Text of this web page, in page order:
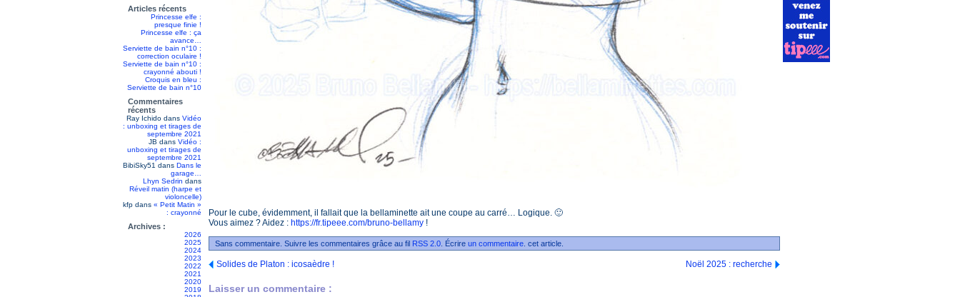
Articles récents
Princesse elfe :
presque finie !
Princesse elfe : ça
avance…
Serviette de bain n°10 :
correction oculaire !
Serviette de bain n°10 :
crayonné abouti !
Croquis en bleu :
Serviette de bain n°10
Commentaires
récents
Ray Ichido dans Vidéo
: unboxing et tirages de
septembre 2021
JB dans Vidéo :
unboxing et tirages de
septembre 2021
BibiSky51 dans Dans le
garage…
Lhyn Sedrin dans
Réveil matin (harpe et
violoncelle)
kfp dans « Petit Matin »
: crayonné
Archives :
2026
2025
2024
2023
2022
2021
2020
2019
Pour le cube, évidemment, il fallait que la bellaminette ait une coupe au carré… Logique. 🙂
Vous aimez ? Aidez : https://fr.tipeee.com/bruno-bellamy !
Sans commentaire. Suivre les commentaires grâce au fil RSS 2.0 . Écrire un commentaire . cet article.
Solides de Platon : icosaèdre ! Noël 2025 : recherche
Laisser un commentaire :